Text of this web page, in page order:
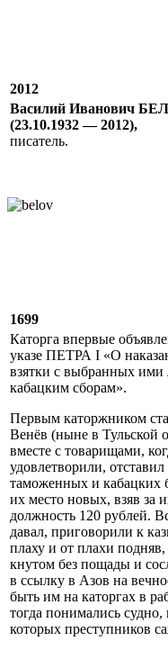
2012
Василий Иванович
(23.10.1932 — 2012),
писатель.
1699
Каторга впервые
указе ПЕТРА I «О
взятки с выбранных
кабацким сборам».
Первым каторжником
Венёв (ныне в Тульской
вместе с товарищами,
удовлетворили,
таможенных и кабацких
их место новых, взяв за
должность 120 рублей.
давал, приговорили к
плаху и от плахи
кнутом без пощады и
в ссылку в Азов на
быть им на каторгах в
тогда понимались судно,
которых преступников